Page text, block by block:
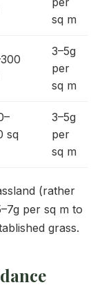
sq m
3–5g
per
sq m
sq
3–5g
per
sq m
(rather
per sq m to
grass.